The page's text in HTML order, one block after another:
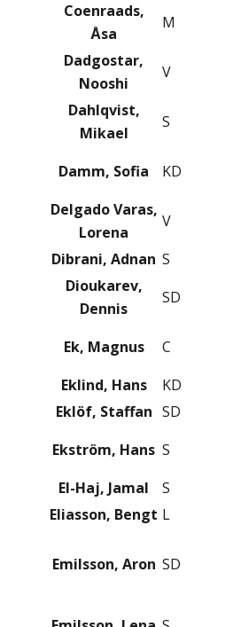
Coenraads,
Åsa
M
Dadgostar,
Nooshi
V
Dahlqvist,
Mikael
S
Damm, Sofia KD
Delgado Varas,
Lorena
V
Dibrani, Adnan S
Dioukarev,
Dennis
SD
Ek, Magnus C
Eklind, Hans
KD
Eklöf, Staffan SD
Ekström, Hans S
El-Haj, Jamal
S
Eliasson, Bengt L
Emilsson, Aron SD